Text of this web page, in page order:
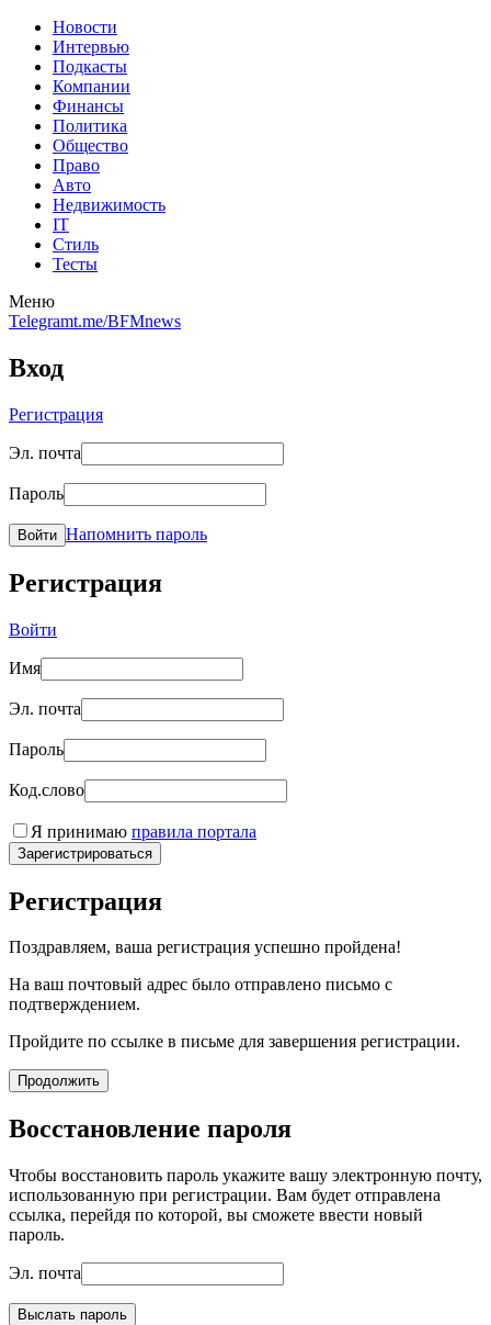
Новости
Интервью
Подкасты
Компании
Финансы
Политика
Общество
Право
Авто
Недвижимость
IT
Стиль
Тесты
Меню
Telegramt.me/BFMnews
Вход
Регистрация
Эл. почта
Пароль
Войти Напомнить пароль
Регистрация
Войти
Имя
Эл. почта
Пароль
Код.слово
Я принимаю правила портала
Зарегистрироваться
Регистрация
Поздравляем, ваша регистрация успешно пройдена!
На ваш почтовый адрес было отправлено письмо с
подтверждением.
Пройдите по ссылке в письме для завершения регистрации.
Продолжить
Восстановление пароля
Чтобы восстановить пароль укажите вашу электронную почту,
использованную при регистрации. Вам будет отправлена
ссылка, перейдя по которой, вы сможете ввести новый
пароль.
Эл. почта
Выслать пароль